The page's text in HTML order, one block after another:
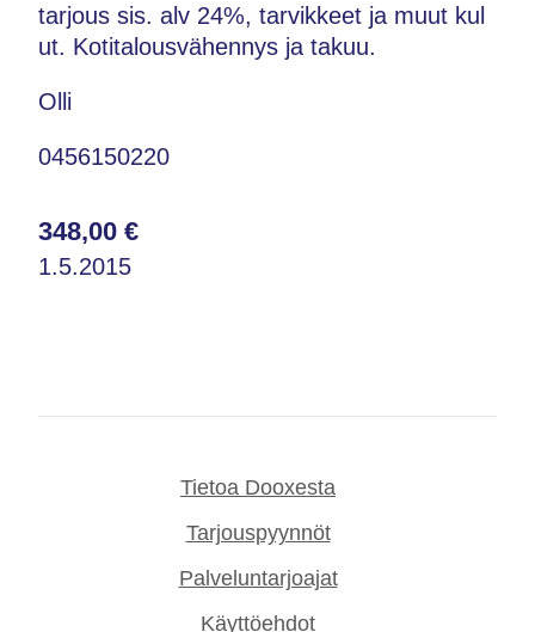
tarjous sis. alv 24%, tarvikkeet ja muut kul
ut. Kotitalousvähennys ja takuu.
Olli
0456150220
348,00 €
1.5.2015
Tietoa Dooxesta
Tarjouspyynnöt
Palveluntarjoajat
Käyttöehdot